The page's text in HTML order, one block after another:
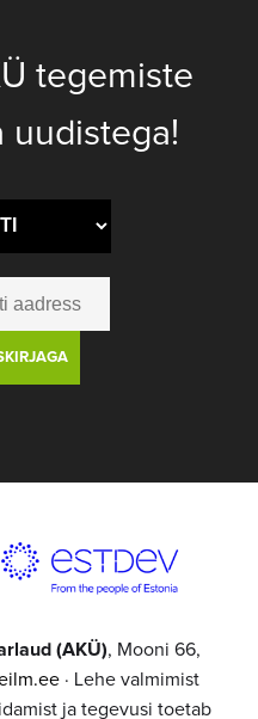
tegemiste
uudistega!
(AKÜ), Mooni 66,
· Lehe valmimist
ja tegevusi toetab